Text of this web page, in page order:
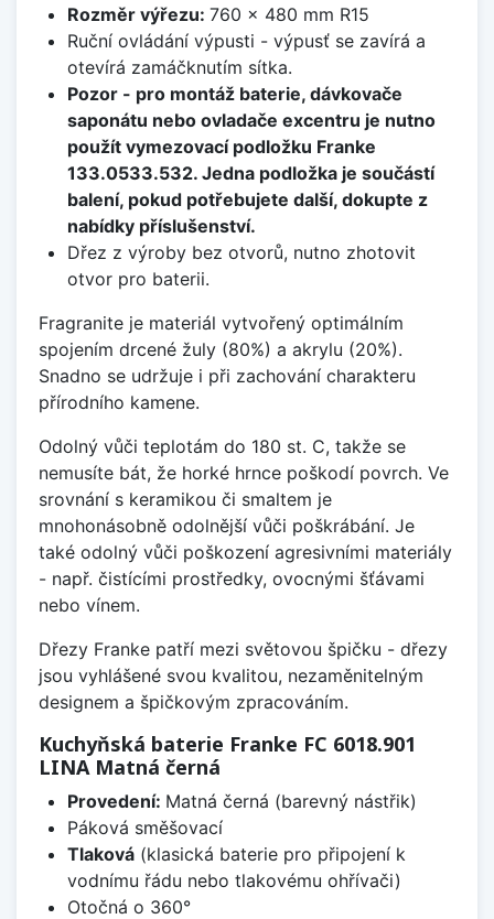
Rozměr výřezu: 760 x 480 mm R15
Ruční ovládání výpusti - výpusť se zavírá a
otevírá zamáčknutím sítka.
Pozor - pro montáž baterie, dávkovače
saponátu nebo ovladače excentru je nutno
použít vymezovací podložku Franke
133.0533.532. Jedna podložka je součástí
balení, pokud potřebujete další, dokupte z
nabídky příslušenství.
Dřez z výroby bez otvorů, nutno zhotovit
otvor pro baterii.
Fragranite je materiál vytvořený optimálním
spojením drcené žuly (80%) a akrylu (20%).
Snadno se udržuje i při zachování charakteru
přírodního kamene.
Odolný vůči teplotám do 180 st. C, takže se
nemusíte bát, že horké hrnce poškodí povrch. Ve
srovnání s keramikou či smaltem je
mnohonásobně odolnější vůči poškrábání. Je
také odolný vůči poškození agresivními materiály
- např. čistícími prostředky, ovocnými šťávami
nebo vínem.
Dřezy Franke patří mezi světovou špičku - dřezy
jsou vyhlášené svou kvalitou, nezaměnitelným
designem a špičkovým zpracováním.
Kuchyňská baterie Franke FC 6018.901
LINA Matná černá
Provedení: Matná černá (barevný nástřik)
Páková směšovací
Tlaková(klasická baterie pro připojení k
vodnímu řádu nebo tlakovému ohřívači)
Otočná o 360°